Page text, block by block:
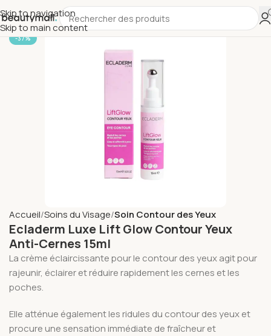
Skip to navigation
Skip to main content
-37%
Accueil Soins du Visage Soin Contour des Yeux
Ecladerm Luxe Lift Glow Contour Yeux
Anti-Cernes 15ml
La crème éclaircissante pour le contour des yeux agit pour
rajeunir, éclairer et réduire rapidement les cernes et les
poches.
Elle atténue également les ridules du contour des yeux et
procure une sensation immédiate de fraîcheur et